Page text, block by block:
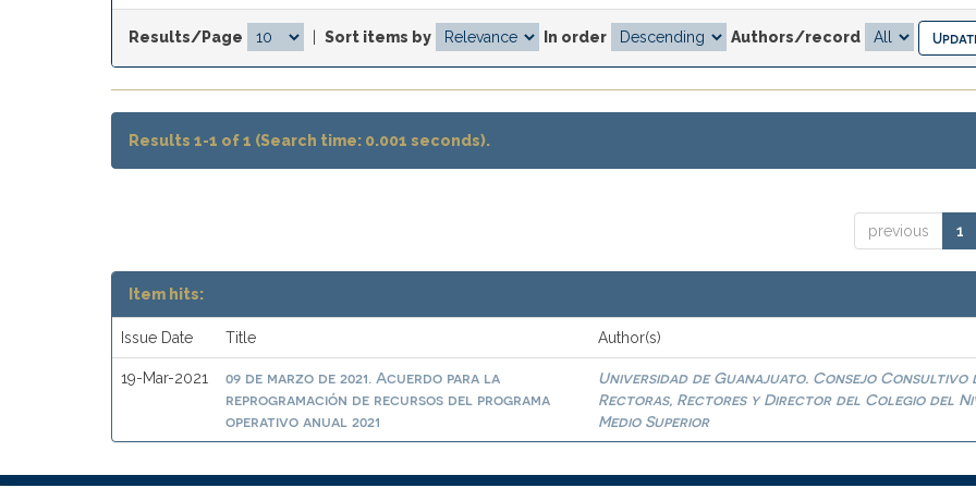
Results/Page Sort items by In order Authors/record
Results 1-1 of 1 (Search time: 0.001 seconds).
previous 1
Item hits:
Issue Date Title Author(s)
19-Mar-2021
09 de marzo de 2021. Acuerdo para la
reprogramación de recursos del programa
operativo anual 2021
Universidad de Guanajuato. Consejo Consultivo
Rectoras, Rectores y Director del Colegio del
Medio Superior